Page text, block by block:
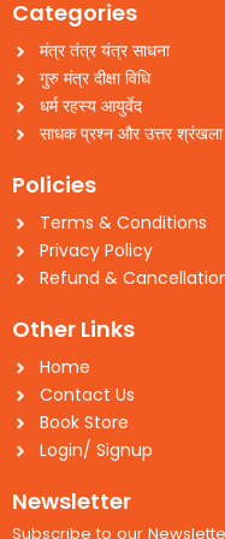
Categories
मंत्र तंत्र यंत्र साधना
गुरु मंत्र दीक्षा विधि
धर्म रहस्य आयुर्वेद
साधक प्रश्न और उत्तर श्रंखला
Policies
Terms & Conditions
Privacy Policy
Refund &
Other Links
Home
Contact Us
Book Store
Login/ Signup
Newsletter
Subscribe to our